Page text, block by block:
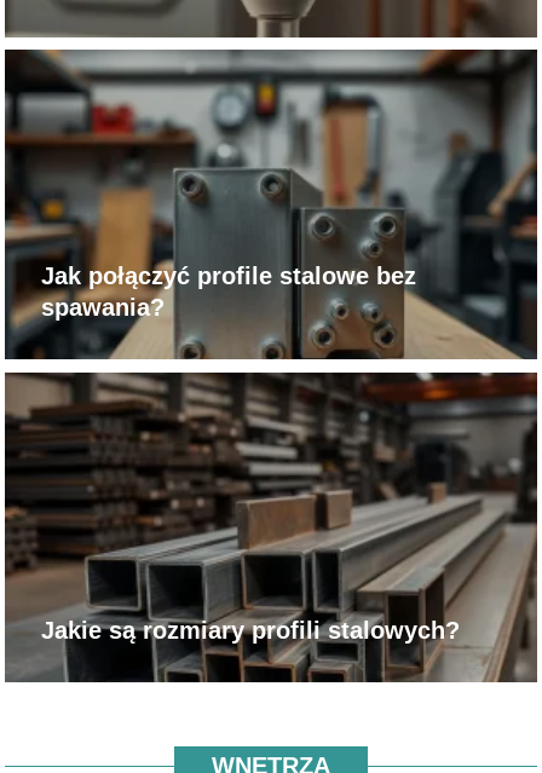
Jak połączyć profile stalowe bez
spawania?
Jakie są rozmiary profili stalowych?
WNĘTRZA